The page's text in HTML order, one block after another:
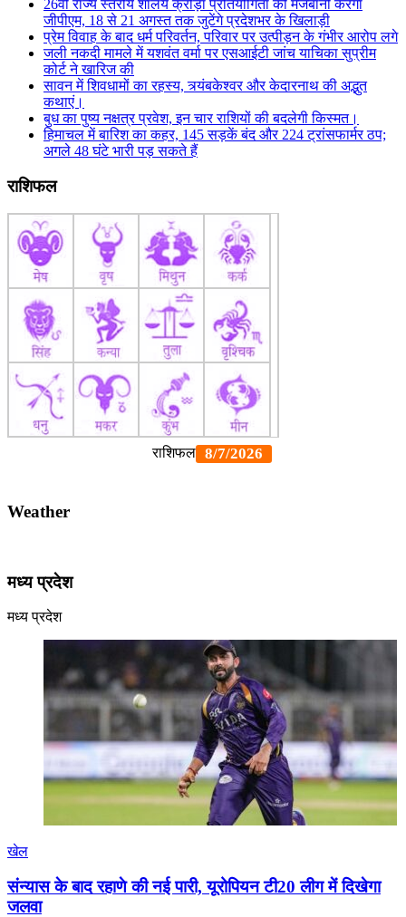
26वीं राज्य स्तरीय शालेय क्रीड़ा प्रतियोगिता की मेजबानी करेगा
जीपीएम, 18 से 21 अगस्त तक जुटेंगे प्रदेशभर के खिलाड़ी
प्रेम विवाह के बाद धर्म परिवर्तन, परिवार पर उत्पीड़न के गंभीर आरोप लगे
जली नकदी मामले में यशवंत वर्मा पर एसआईटी जांच याचिका सुप्रीम
कोर्ट ने खारिज की
सावन में शिवधामों का रहस्य, त्र्यंबकेश्वर और केदारनाथ की अद्भुत
कथाएं।
बुध का पुष्य नक्षत्र प्रवेश, इन चार राशियों की बदलेगी किस्मत।
हिमाचल में बारिश का कहर, 145 सड़कें बंद और 224 ट्रांसफार्मर ठप;
अगले 48 घंटे भारी पड़ सकते हैं
राशिफल
Weather
मध्य प्रदेश
मध्य प्रदेश
खेल
संन्यास के बाद रहाणे की नई पारी, यूरोपियन टी20 लीग में दिखेगा
जलवा